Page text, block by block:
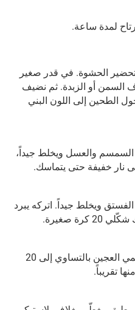
لمدة ساعة.
بتحضير الحشوة. في قدر صغير
السمن أو الزبدة. ثم نضيف
الطحين إلى اللون البني
والعسل ويخلط جيداً،
نار خفيفة حتى يتماسك.
ويخلط جيداً. اتركه يبرد
بعد مرور الساعة، قسمي العجين بالتساوي إلى 20